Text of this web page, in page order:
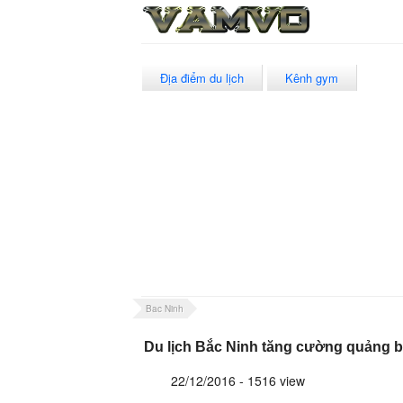
Địa điểm du lịch Kênh gym
Bac Ninh
Du lịch Bắc Ninh tăng cường quảng
22/12/2016 - 1516 view